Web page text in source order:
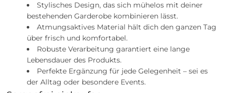
Stylisches Design, das sich mühelos mit deiner
bestehenden Garderobe kombinieren lässt.
Atmungsaktives Material hält dich den ganzen Tag
über frisch und komfortabel.
Robuste Verarbeitung garantiert eine lange
Lebensdauer des Produkts.
Perfekte Ergänzung für jede Gelegenheit – sei es
der Alltag oder besondere Events.